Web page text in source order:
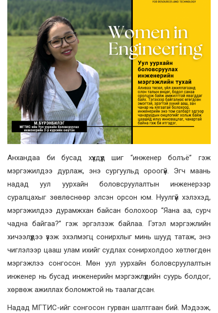
Анхандаа би бусад хүүхдүүд шиг “инженер болъё” гэж
мэргэжилдээ дурлаж, энэ сургуульд ороогүй. Эгч маань
надад уул уурхайн боловсруулалтын инженерээр
суралцахыг зөвлөснөөр элсэн орсон юм. Нуулгүй хэлэхэд,
мэргэжилдээ дурамжхан байсан болохоор “Яана аа, сурч
чадна байгаа?” гэж эргэлзэж байлаа. Гэтэл мэргэжлийн
хичээлүүдээ үзэж эхэлмэгц сонирхлыг минь шууд татаж, энэ
чиглэлээр цааш улам ихийг судлах сонирхолдоо хөтлөгдөн
мэргэжлээ сонгосон. Мөн уул уурхайн боловсруулалтын
инженер нь бусад инженерийн мэргэжлүүдийн суурь болдог,
хөрвөж ажиллах боломжтой нь таалагдсан.
Надад МГТИС-ийг сонгосон гурван шалтгаан бий. Мэдээж,